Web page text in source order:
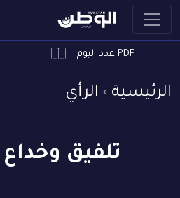
PDF عدد اليوم
الرئيسية الرأي
تلفيق وخداع